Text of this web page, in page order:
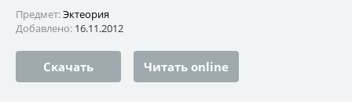
Предмет:Эктеория
Добавлено: 16.11.2012
Скачать Читать online